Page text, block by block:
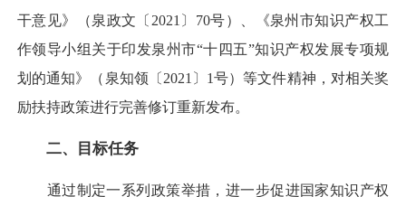
干意见》（泉政文〔2021〕70号）、《泉州市知识产权工
作领导小组关于印发泉州市“十四五”知识产权发展专项规
划的通知》（泉知领〔2021〕1号）等文件精神，对相关奖
励扶持政策进行完善修订重新发布。
二、目标任务
通过制定一系列政策举措，进一步促进国家知识产权